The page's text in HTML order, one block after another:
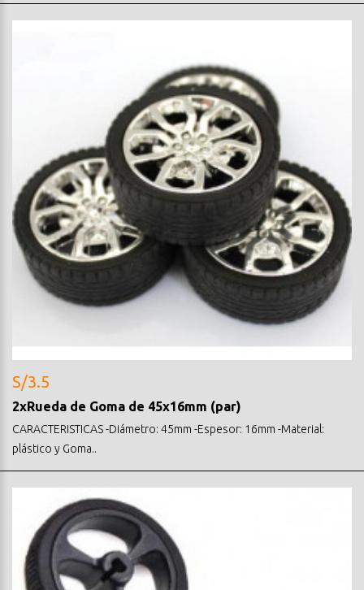
S/3.5
2xRueda de Goma de 45x16mm (par)
CARACTERISTICAS -Diámetro: 45mm -Espesor: 16mm -Material:
plástico y Goma..